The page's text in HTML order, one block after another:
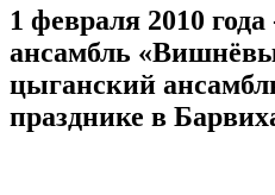
1 февраля 2010
ансамбль
цыганский
празднике в